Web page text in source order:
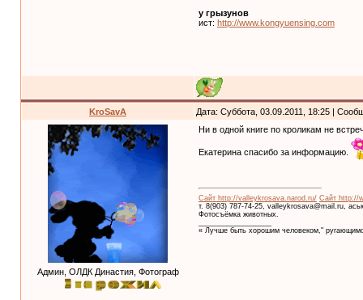
у грызунов
ист: http://www.kongyuensing.com
KroSavA Дата: Суббота, 03.09.2011, 18:25 |
Админ, ОЛДК Династия, Фотограф
Ни в одной книге по кроликам не
Екатерина спасибо за информацию.
Сайт http://valleykrosava.narod.ru/ Сайт http://
т. 8(903) 787-74-25, valleykrosava@mail.ru,
Фотосъёмка животных.
« Лучше быть хорошим человеком,"